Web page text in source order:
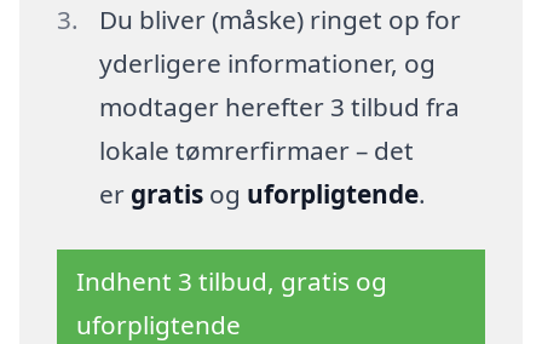
Du bliver (måske) ringet op for
yderligere informationer, og
modtager herefter 3 tilbud fra
lokale tømrerfirmaer – det
er gratisog uforpligtende.
Indhent 3 tilbud, gratis og
uforpligtende